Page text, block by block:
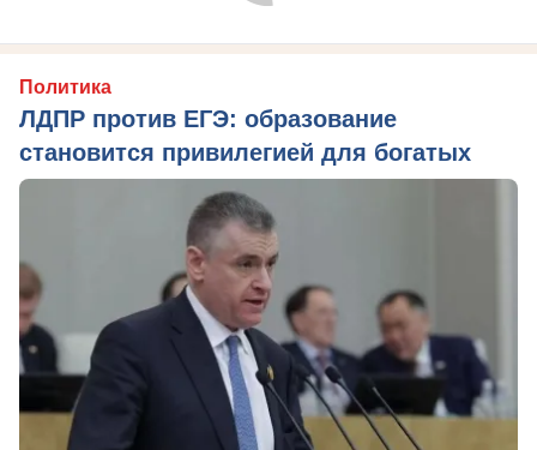
Политика
ЛДПР против ЕГЭ: образование
становится привилегией для богатых